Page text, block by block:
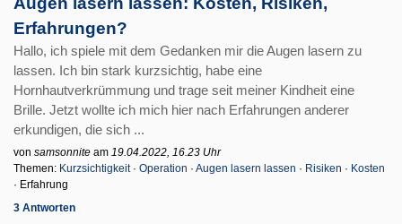
Erfahrungen?
Hallo, ich spiele mit dem Gedanken mir die Augen lasern zu
lassen. Ich bin stark kurzsichtig, habe eine
Hornhautverkrümmung und trage seit meiner Kindheit eine
Brille. Jetzt wollte ich mich hier nach Erfahrungen anderer
erkundigen, die sich ...
von samsonnite am 19.04.2022, 16.23 Uhr
Themen: Kurzsichtigkeit· Operation · Augen lasern lassen · Risiken · Kosten
· Erfahrung
3 Antworten